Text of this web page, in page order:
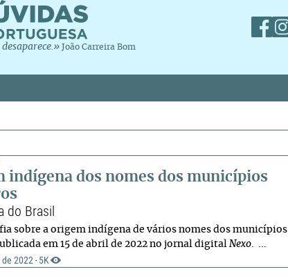
João Carreira Bom
indígena dos nomes dos municípios
do Brasil
sobre a origem indígena de vários nomes dos municípios
em 15 de abril de 2022 no jornal digital Nexo. ...
2022 · 5K